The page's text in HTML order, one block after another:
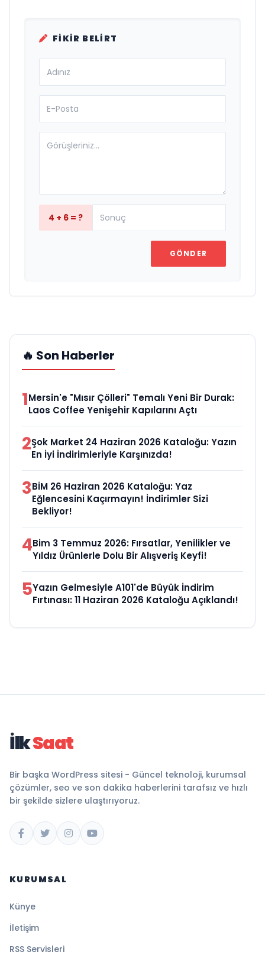
FIKIR BELIRT
4 + 6 = ?
GÖNDER
🔥 Son Haberler
1Mersin'e "Mısır Çölleri" Temalı Yeni Bir Durak:
Laos Coffee Yenişehir Kapılarını Açtı
2Şok Market 24 Haziran 2026 Kataloğu: Yazın
En İyi İndirimleriyle Karşınızda!
3BİM 26 Haziran 2026 Kataloğu: Yaz
Eğlencesini Kaçırmayın! İndirimler Sizi
Bekliyor!
4Bim 3 Temmuz 2026: Fırsatlar, Yenilikler ve
Yıldız Ürünlerle Dolu Bir Alışveriş Keyfi!
5Yazın Gelmesiyle A101'de Büyük İndirim
Fırtınası: 11 Haziran 2026 Kataloğu Açıklandı!
İlkSaat
Bir başka WordPress sitesi - Güncel teknoloji, kurumsal
çözümler, seo ve son dakika haberlerini tarafsız ve hızlı
bir şekilde sizlere ulaştırıyoruz.
KURUMSAL
Künye
İletişim
RSS Servisleri